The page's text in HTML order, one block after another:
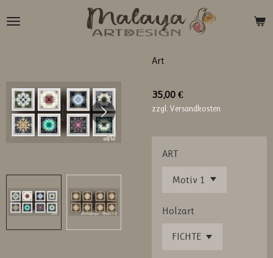
Hauptinhalt
Art
35,00 €
zzgl. Versandkosten
ART
Holzart